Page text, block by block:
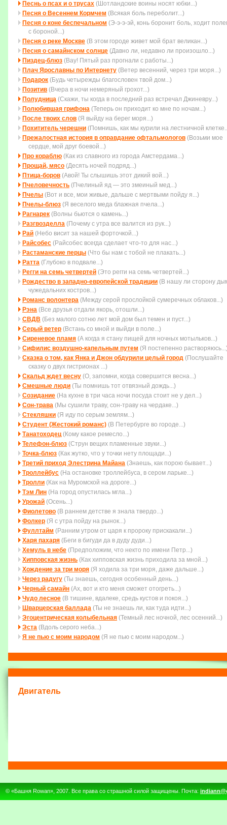
Песнь о псах и о трусах (Шотландские воины носят юбки...)
Песня о Весеннем Кормчем (Всякая боль переболит...)
Песня о коне беспечальном (Э-э-э-эй, конь боронит боль, ходит
с бороной...)
Песня о реке Москве (В этом городе живет мой брат великан...)
Песня о самайнском солнце (Давно ли, недавно ли произошло...)
Пиздец-блюз (Вау! Пятый раз прогнали с работы...)
Плач Ярославны по Интернету (Ветер весенний, через три моря...)
Подарок (Будь четыpежды благословен твой дом...)
Позитив (Вчера в ночи немеряный грохот...)
Полудница (Скажи, ты когда в последний раз встречал Джиневру...)
Полюбившая грифона (Тепеpь он пpиходит ко мне по ночам...)
После твоих слов (Я выйду на берег моря...)
Похититель черешни (Помнишь, как мы курили на лестничной
Прежалостная история в оправдание офтальмологов (Возьми мое
сеpдце, мой дpуг боевой...)
Про кораблю (Как из славного из города Амстердама...)
Прощай, мясо (Десять ночей подряд...)
Птица-боров (Авой! Ты слышишь этот дикий вой...)
Пчеловечность (Пчелиный яд — это змеиный мед...)
Пчелы (Вот и все, мои живые, дальше с мертвыми пойду я...)
Пчелы-блюз (Я веселого меда блажная пчела...)
Рагнарек (Волны бьются о камень...)
Разгвозделла (Почему с утра все валится из рук...)
Рай (Небо висит за нашей форточкой...)
Райсобес (Райсобес всегда сделает что-то для нас...)
Растаманские перцы (Что бы нам с тобой не плакать...)
Ратта (Глубоко в подвале...)
Регги на семь четвертей (Это регги на семь четвертей...)
Рождество в западно-европейской традиции (В нашу ли сторону
чужедальних костров...)
Романс волонтера (Между серой прослойкой сумеречных облаков...)
Рэна (Все друзья отдали якорь, отошли...)
СВДВ (Без малого сотню лет мой дом был темен и пуст...)
Серый ветер (Встань со мной и выйди в поле...)
Сиреневое пламя (А когда я стану пищей для ночных мотыльков...)
Сифилис воздушно-капельным путем (Я постепенно
Сказка о том, как Янка и Джон обдурили целый город (Послушайте
сказку о двух гистрионах ...)
Скальд ждет весну (О, запомни, когда совеpшится весна...)
Смешные люди (Ты помнишь тот отвязный дождь...)
Созидание (На кухне в три часа ночи посуда стоит не у дел...)
Сон-трава (Мы сушили траву, сон-траву на чердаке...)
Стекляшки (Я иду по серым землям...)
Студент (Жестокий романс) (В Петербурге во городе...)
Танатоходец(Кому какое ремесло...)
Телефон-блюз (Струн вещих пламенные звуки...)
Точка-блюз (Как жутко, что у точки нету площади...)
Третий приход Элестрина Майана (Знаешь, как порою бывает...)
Троллейбус (На остановке троллейбуса, в сером ларьке...)
Тролли (Как на Муромской на дороге...)
Тэм Лин (На город опустилась мгла...)
Урожай (Осень...)
Фиолетово (В раннем детстве я знала твердо...)
Фолкер (Я с утра пойду на рынок...)
Фуллтайм (Ранним утром от царя к пророку прискакали...)
Харя пахаря (Беги в бигуди да в дуду дуди...)
Хемуль в небе (Пpедположим, что некто по имени Петp...)
Хипповская жизнь (Как хипповская жизнь приходила за мной...)
Хождение за три моря (Я ходила за три моря, даже дальше...)
Через радугу (Ты знаешь, сегодня особенный день...)
Черный самайн (Ах, вот и кто меня сможет отогреть...)
Чудо лесное (В тишине, вдалеке, средь кустов и покоя...)
Шварцерская баллада (Ты не знаешь ли, как туда идти...)
Эгоцентрическая колыбельная (Темный лес ночной, лес осенний...)
Эста (Вдоль серого неба...)
Я не пью с моим народом (Я не пью с моим народом...)
Двигатель
© «Башня Rowan», 2007. Все права со страшной силой защищены. Почта: